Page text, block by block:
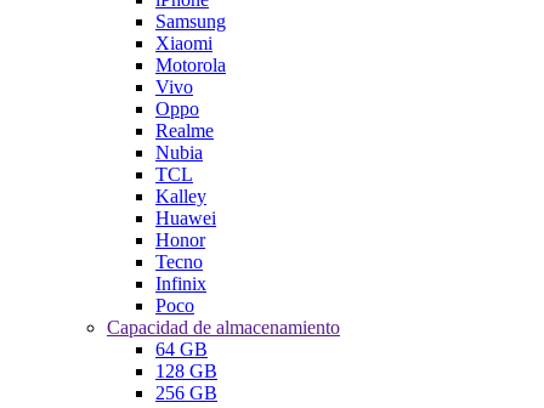
Samsung
Xiaomi
Motorola
Vivo
Oppo
Realme
Nubia
TCL
Kalley
Huawei
Honor
Tecno
Infinix
Poco
Capacidad de almacenamiento
64 GB
128 GB
256 GB